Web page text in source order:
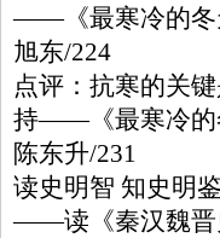
——《最寒冷的冬
旭东/224
点评：抗寒的关
持——《最寒冷的
陈东升/231
读史明智 知史明鉴
——读《秦汉魏晋